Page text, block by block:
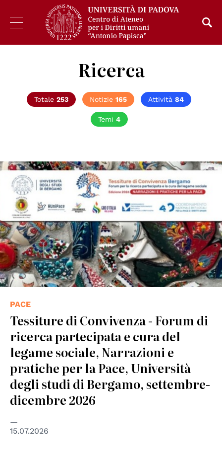
Ricerca
Totale 253 Notizie 165 Attività 84
Temi 4
© Università degli Studi di Bologna
PACE
Tessiture di Convivenza - Forum di
ricerca partecipata e cura del
legame sociale, Narrazioni e
pratiche per la Pace, Università
degli studi di Bergamo, settembre-
dicembre 2026
15.07.2026